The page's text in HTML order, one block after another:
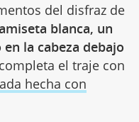
del disfraz de
blanca, un
la cabeza debajo
el traje con
hecha con